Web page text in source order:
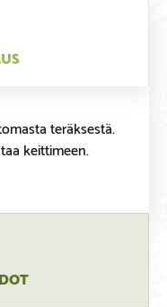
teräksestä.
keittimeen.